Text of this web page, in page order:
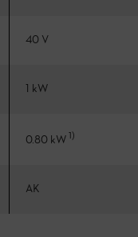
40 V
1 kW
0.80 kW1)
AK